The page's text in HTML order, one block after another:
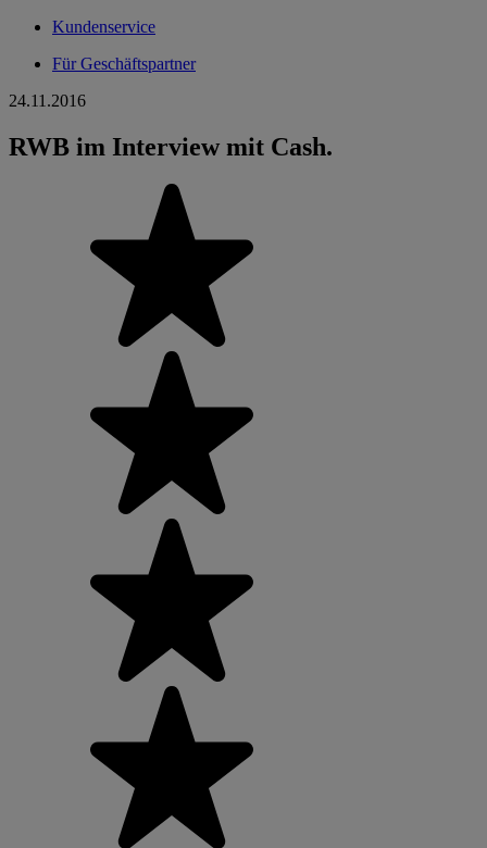
Kundenservice
Für Geschäftspartner
24.11.2016
RWB im Interview mit Cash.